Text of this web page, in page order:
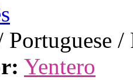
Portuguese /
Yentero